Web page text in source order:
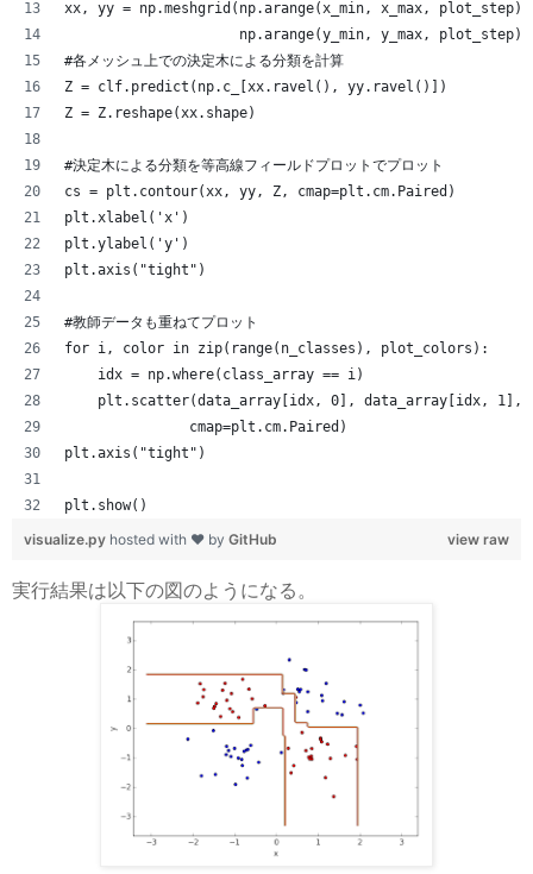
xx, yy = np.meshgrid(np.arange(x_min, x_max, plot_step),
                     np.arange(y_min, y_max, plot_step))
#各メッシュ上での決定木による分類を計算
Z = clf.predict(np.c_[xx.ravel(), yy.ravel()])
Z = Z.reshape(xx.shape)
#決定木による分類を等高線フィールドプロットでプロット
cs = plt.contour(xx, yy, Z, cmap=plt.cm.Paired)
plt.xlabel('x')
plt.ylabel('y')
plt.axis("tight")
#教師データも重ねてプロット
for i, color in zip(range(n_classes), plot_colors):
    idx = np.where(class_array == i)
plt.scatter(data_array[idx, 0], data_array[idx, 1],
               cmap=plt.cm.Paired)
plt.axis("tight")
plt.show()
view raw
visualize.py hosted with ❤ by GitHub
実行結果は以下の図のようになる。